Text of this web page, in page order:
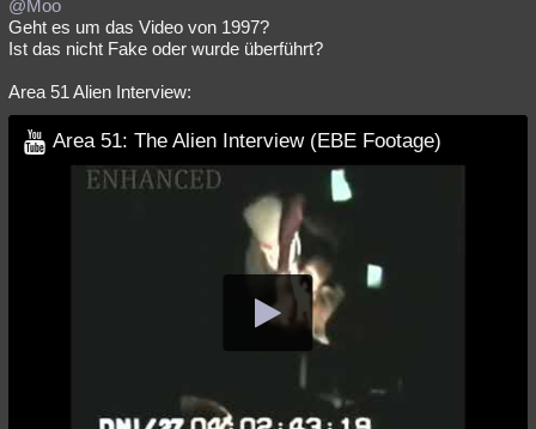
@Moo
Geht es um das Video von 1997?
Ist das nicht Fake oder wurde überführt?
Area 51 Alien Interview:
Area 51: The Alien Interview (EBE Footage)